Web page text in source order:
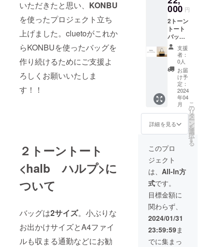
いただきたと思い、 KONBU
を使ったプロジェクト立ち
上げました。cluetoがこれか
らKONBUを使ったバッグを
作り続けるためにご支援よ
ろしくお願いいたしま
す！！
２トーントート
<halb ハルプ>に
ついて
バッグは2サイズ。小ぶりな
お出かけサイズとA4ファイ
ルも収まる通勤などにお勧
ク
フベー
ジュ×
カー
キ、ブ
ラック×
ブラッ
000 円
2トーン
トート
バッグ
Mサイ
ズ カ
ラーを
４色よ
りお選
びくだ
さい。
オフ
ベー
ジュ×ブ
ルー、
オフ
ジュ×ブ
ラッ
ク、オ
フベー
ジュ×
カー
キ、ブ
ラック×
ブラッ
ク
支援
者：
0人
お届
け予
定：
2024
年04
月
詳細を見る
こ
の
リ
タ
ー
ン
を
選
択
す
る
このプロ
ジェクト
は、 All-In方
式です。
目標金額に
関わらず、
2024/01/31
23:59:59ま
でに集まっ